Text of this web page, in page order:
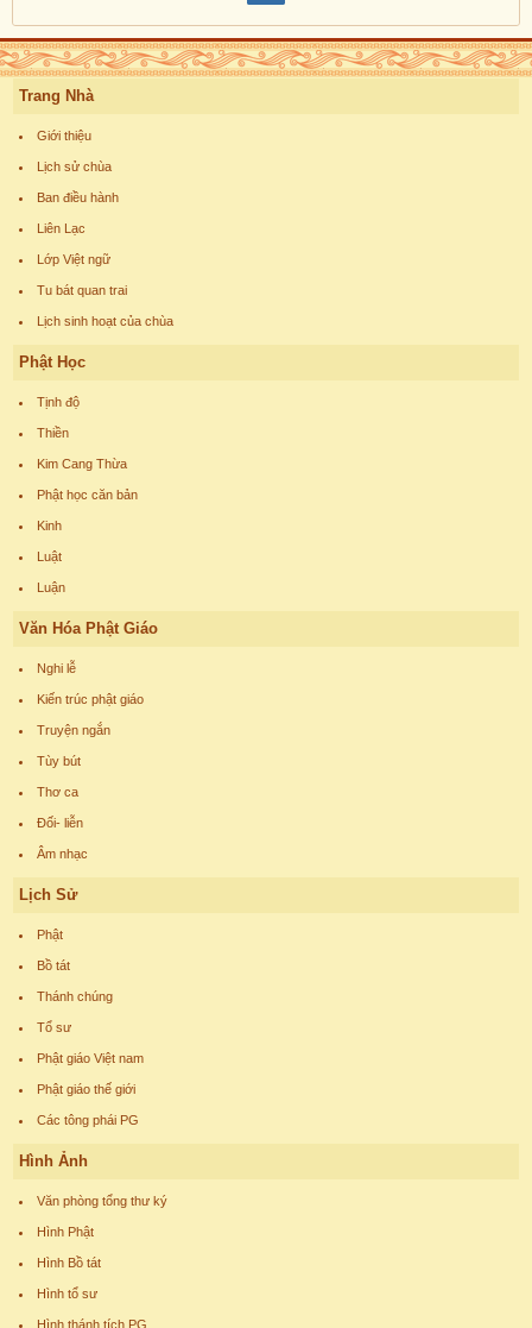
Trang Nhà
Giới thiệu
Lịch sử chùa
Ban điều hành
Liên Lạc
Lớp Việt ngữ
Tu bát quan trai
Lịch sinh hoạt của chùa
Phật Học
Tịnh độ
Thiền
Kim Cang Thừa
Phật học căn bản
Kinh
Luật
Luận
Văn Hóa Phật Giáo
Nghi lễ
Kiến trúc phật giáo
Truyện ngắn
Tùy bút
Thơ ca
Đối- liễn
Âm nhạc
Lịch Sử
Phật
Bồ tát
Thánh chúng
Tổ sư
Phật giáo Việt nam
Phật giáo thế giới
Các tông phái PG
Hình Ảnh
Văn phòng tổng thư ký
Hình Phật
Hình Bồ tát
Hình tổ sư
Hình thánh tích PG